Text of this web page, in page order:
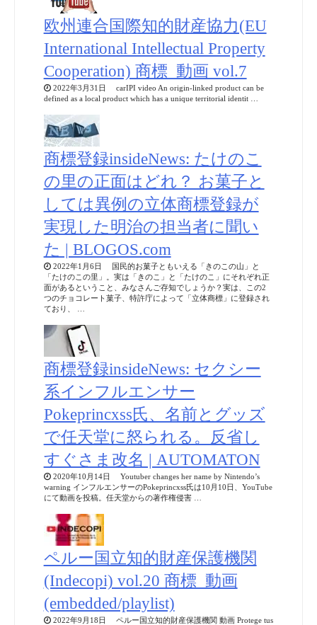
欧州連合国際知的財産協力(EU
International Intellectual Property
Cooperation) 商標_動画 vol.7
2022年3月31日 carIPI video An origin-linked product can be
defined as a local product which has a unique territorial identit …
商標登録insideNews: たけのこ
の里の正面はどれ？ お菓子と
しては異例の立体商標登録が
実現した明治の担当者に聞い
た | BLOGOS.com
2022年1月6日 国民的お菓子ともいえる「きのこの山」と
「たけのこの里」。実は「きのこ」と「たけのこ」にそれぞれ正
面があるということ、みなさんご存知でしょうか？実は、この2
つのチョコレート菓子、特許庁によって「立体商標」に登録され
ており、 …
商標登録insideNews: セクシー
系インフルエンサー
Pokeprincxss氏、名前とグッズ
で任天堂に怒られる。反省し
すぐさま改名 | AUTOMATON
2020年10月14日 Youtuber changes her name by Nintendo’s
warning インフルエンサーのPokeprincxss氏は10月10日、YouTube
にて動画を投稿。任天堂からの著作権侵害 …
ペルー国立知的財産保護機関
(Indecopi) vol.20 商標_動画
(embedded/playlist)
2022年9月18日 ペルー国立知的財産保護機関 動画 Protege tus